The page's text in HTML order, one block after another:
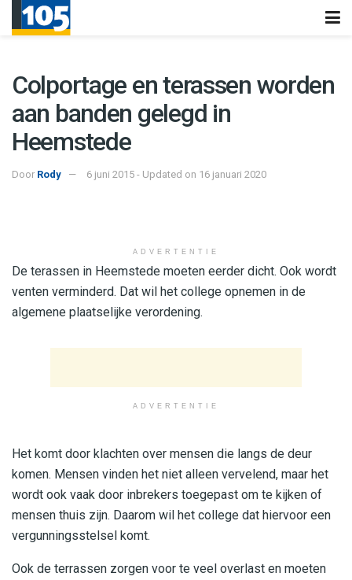
Colportage en terassen worden
aan banden gelegd in
Heemstede
Door Rody 6 juni 2015 - Updated on 16 januari 2020
ADVERTENTIE
De terassen in Heemstede moeten eerder dicht. Ook wordt
venten verminderd. Dat wil het college opnemen in de
algemene plaatselijke verordening.
ADVERTENTIE
Het komt door klachten over mensen die langs de deur
komen. Mensen vinden het niet alleen vervelend, maar het
wordt ook vaak door inbrekers toegepast om te kijken of
mensen thuis zijn. Daarom wil het college dat hiervoor een
vergunningsstelsel komt.
Ook de terrassen zorgen voor te veel overlast en moeten